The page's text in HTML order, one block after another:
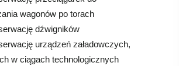
wagonów po torach
dźwigników
urządzeń załadowczych,
w ciągach technologicznych